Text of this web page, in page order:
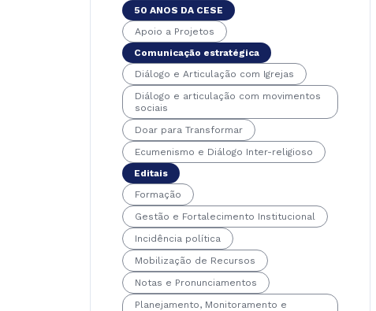
50 ANOS DA CESE
Apoio a Projetos
Comunicação estratégica
Diálogo e Articulação com Igrejas
Diálogo e articulação com movimentos
sociais
Doar para Transformar
Ecumenismo e Diálogo Inter-religioso
Editais
Formação
Gestão e Fortalecimento Institucional
Incidência política
Mobilização de Recursos
Notas e Pronunciamentos
Planejamento, Monitoramento e